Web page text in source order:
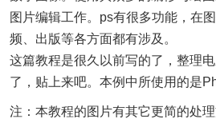
图片编辑工作。ps有很多功能，在
频、出版等各方面都有涉及。
这篇教程是很久以前写的了，整理
了，贴上来吧。本例中所使用的是
注：本教程的图片有其它更简的处